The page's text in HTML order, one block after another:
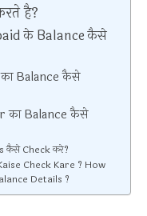
है?
के Balance कैसे
Balance कैसे
का Balance कैसे
कैसे Check करे?
Check Kare ? How
Details ?